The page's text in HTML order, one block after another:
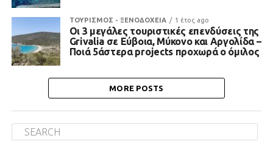
ΤΟΥΡΙΣΜΟΣ - ΞΕΝΟΔΟΧΕΙΑ 1 έτος ago
Οι 3 μεγάλες τουριστικές επενδύσεις της
Grivalia σε Εύβοια, Μύκονο και Αργολίδα –
Ποιά 5άστερα projects προχωρά ο όμιλος
MORE POSTS